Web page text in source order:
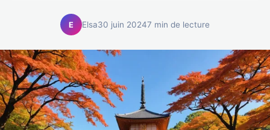
E Elsa30 juin 20247 min de lecture